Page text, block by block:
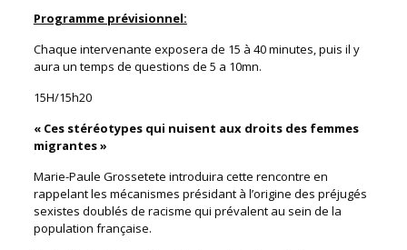
Programme prévisionnel:
Chaque intervenante exposera de 15 à 40 minutes, puis il y
aura un temps de questions de 5 a 10mn.
15H/15h20
« Ces stéréotypes qui nuisent aux droits des femmes
migrantes »
Marie-Paule Grossetete introduira cette rencontre en
rappelant les mécanismes présidant à l’origine des préjugés
sexistes doublés de racisme qui prévalent au sein de la
population française.